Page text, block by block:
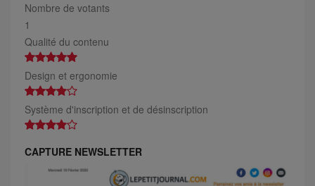
Nombre de votants
1
Qualité du contenu
Design et ergonomie
Système d'inscription et de désinscription
CAPTURE NEWSLETTER